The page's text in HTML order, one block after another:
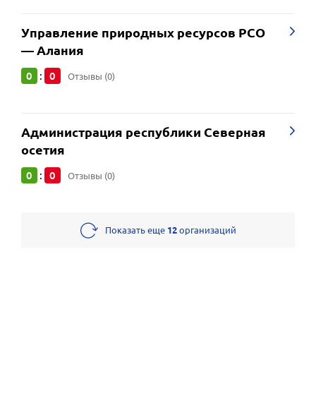
Управление природных ресурсов РСО
— Алания
0 : 0 Отзывы (0)
Администрация республики Северная
осетия
0 : 0 Отзывы (0)
Показать еще 12организаций